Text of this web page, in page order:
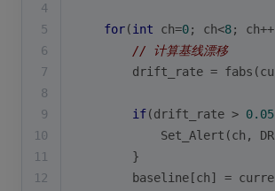
4
5
for(int ch=0; ch<8;
6
// 计算基线漂移
7
        drift_rate =
fabs
8
9
if(drift_rate > 0.05
10
Set_Alert(ch,
11
        }
12
baseline[ch] =